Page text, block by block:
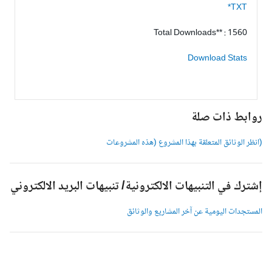
TXT*
Total Downloads** : 1560
Download Stats
روابط ذات صلة
(انظر الوثائق المتعلقة بهذا المشروع (هذه المشروعات
إشترك في التنبيهات الالكترونية/ تنبيهات البريد الالكتروني
المستجدات اليومية عن آخر المشاريع والوثائق